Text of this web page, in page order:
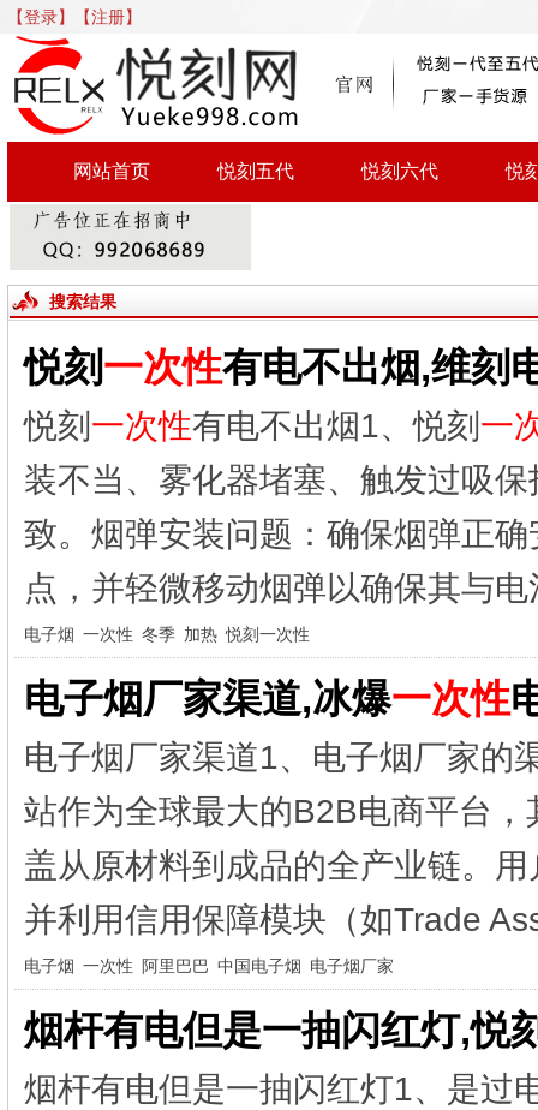
【登录】 【注册】
网站首页 悦刻五代 悦刻六代 悦
搜索结果
悦刻一次性有电不出烟,维刻
悦刻 一次性有电不出烟1、悦刻 一
装不当、雾化器堵塞、触发过吸
致。烟弹安装问题：确保烟弹正
点，并轻微移动烟弹以确保其与
电子烟 一次性 冬季 加热 悦刻一次性
电子烟厂家渠道,冰爆一次性
电子烟厂家渠道1、电子烟厂家的
站作为全球最大的B2B电商平台
盖从原材料到成品的全产业链。
并利用信用保障模块（如Trade
电子烟 一次性 阿里巴巴 中国电子烟 电子烟厂家
烟杆有电但是一抽闪红灯,悦
烟杆有电但是一抽闪红灯1、是过